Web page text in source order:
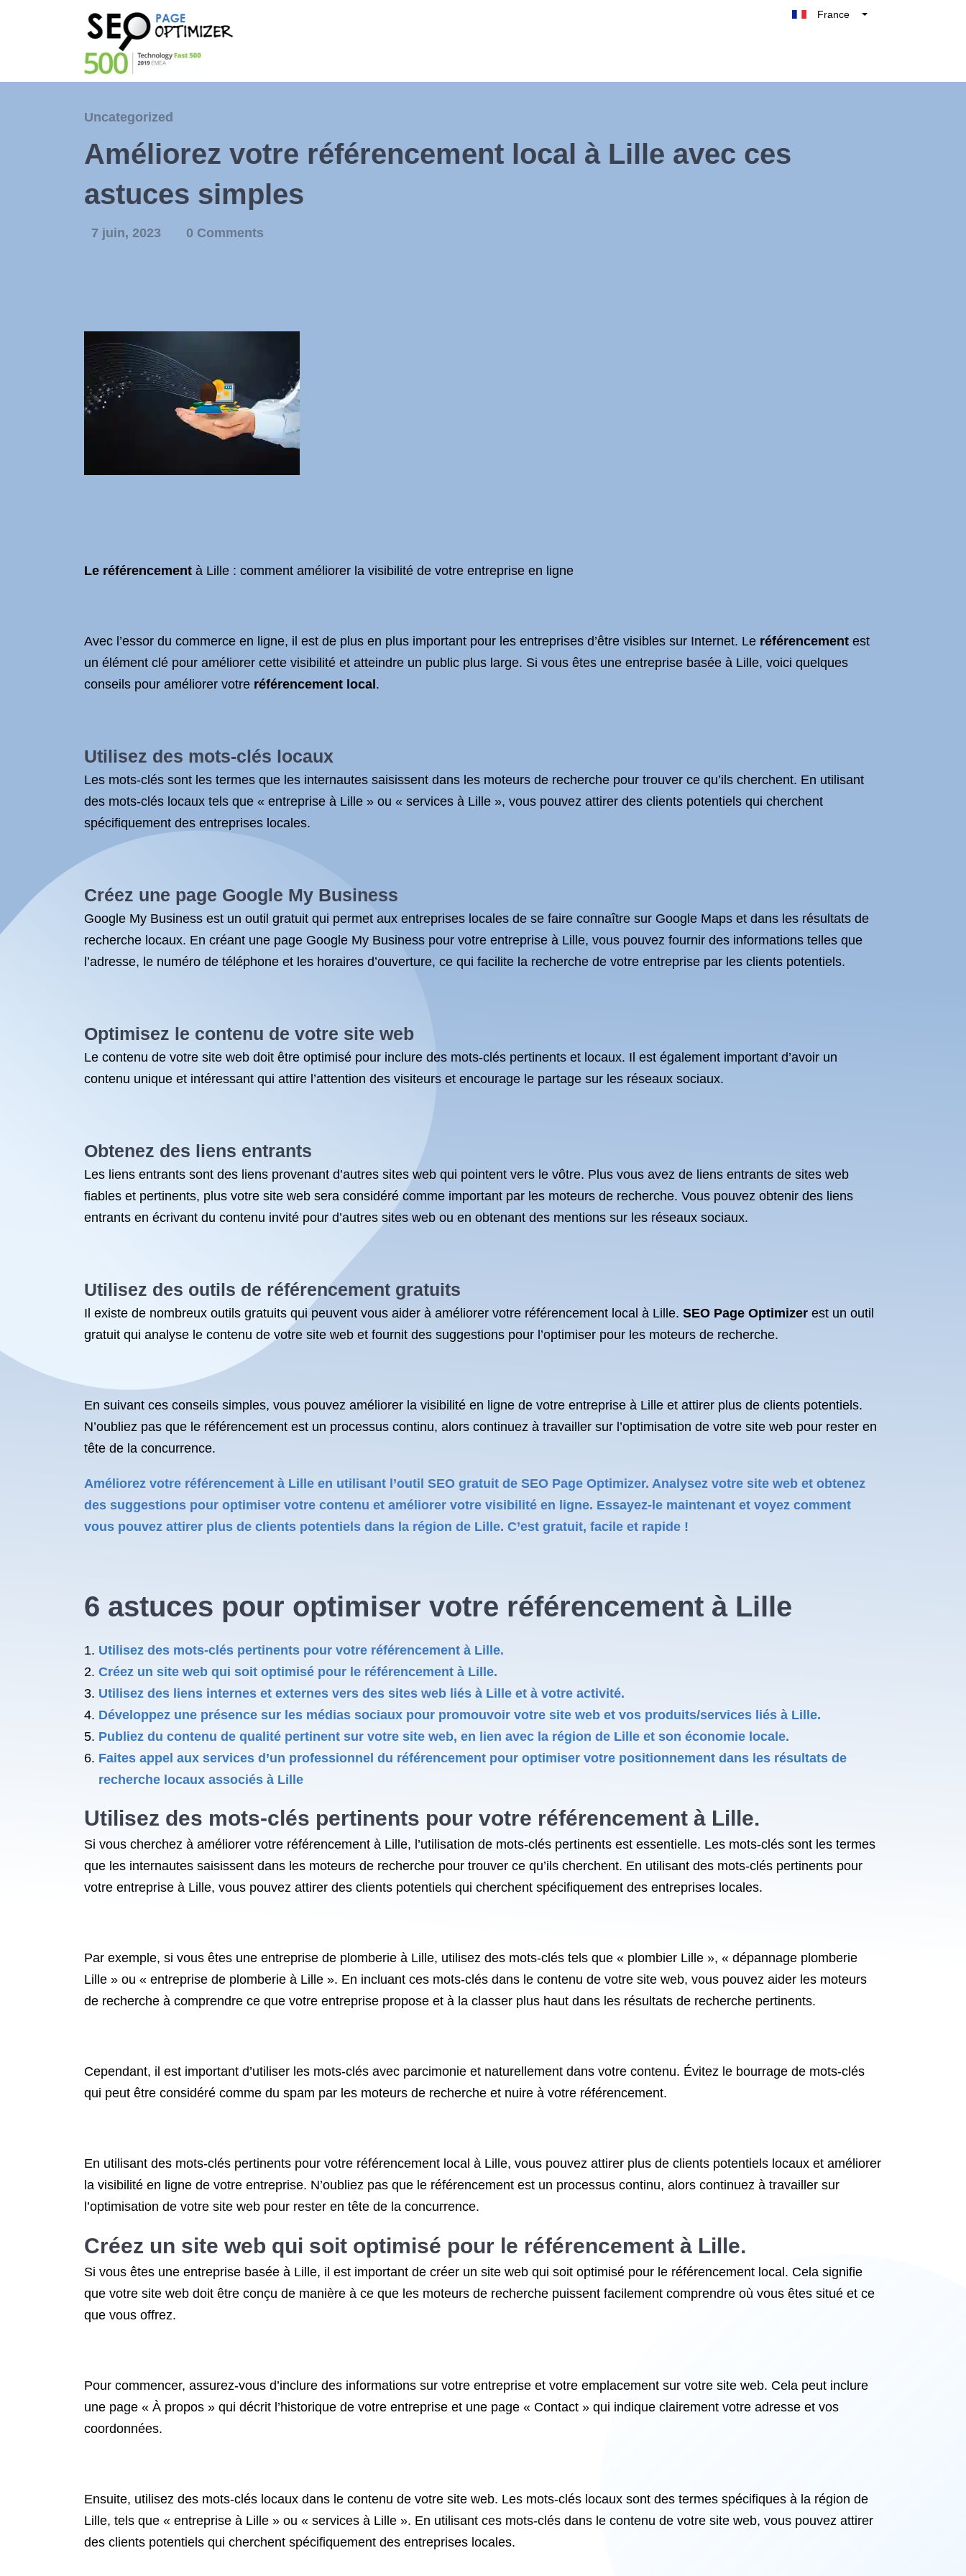
France
Nederland
Uncategorized
Améliorez votre référencement local à Lille avec ces
astuces simples
7 juin, 2023 0 Comments
Le référencement à Lille : comment améliorer la visibilité de votre entreprise en ligne
Avec l’essor du commerce en ligne, il est de plus en plus important pour les entreprises d’être visibles sur Internet. Le référencement est
un élément clé pour améliorer cette visibilité et atteindre un public plus large. Si vous êtes une entreprise basée à Lille, voici quelques
conseils pour améliorer votre référencement local .
Utilisez des mots-clés locaux
Les mots-clés sont les termes que les internautes saisissent dans les moteurs de recherche pour trouver ce qu’ils cherchent. En utilisant
des mots-clés locaux tels que « entreprise à Lille » ou « services à Lille », vous pouvez attirer des clients potentiels qui cherchent
spécifiquement des entreprises locales.
Créez une page Google My Business
Google My Business est un outil gratuit qui permet aux entreprises locales de se faire connaître sur Google Maps et dans les résultats de
recherche locaux. En créant une page Google My Business pour votre entreprise à Lille, vous pouvez fournir des informations telles que
l’adresse, le numéro de téléphone et les horaires d’ouverture, ce qui facilite la recherche de votre entreprise par les clients potentiels.
Optimisez le contenu de votre site web
Le contenu de votre site web doit être optimisé pour inclure des mots-clés pertinents et locaux. Il est également important d’avoir un
contenu unique et intéressant qui attire l’attention des visiteurs et encourage le partage sur les réseaux sociaux.
Obtenez des liens entrants
Les liens entrants sont des liens provenant d’autres sites web qui pointent vers le vôtre. Plus vous avez de liens entrants de sites web
fiables et pertinents, plus votre site web sera considéré comme important par les moteurs de recherche. Vous pouvez obtenir des liens
entrants en écrivant du contenu invité pour d’autres sites web ou en obtenant des mentions sur les réseaux sociaux.
Utilisez des outils de référencement gratuits
Il existe de nombreux outils gratuits qui peuvent vous aider à améliorer votre référencement local à Lille. SEO Page Optimizer est un outil
gratuit qui analyse le contenu de votre site web et fournit des suggestions pour l’optimiser pour les moteurs de recherche.
En suivant ces conseils simples, vous pouvez améliorer la visibilité en ligne de votre entreprise à Lille et attirer plus de clients potentiels.
N’oubliez pas que le référencement est un processus continu, alors continuez à travailler sur l’optimisation de votre site web pour rester en
tête de la concurrence.
Améliorez votre référencement à Lille en utilisant l’outil SEO gratuit de SEO Page Optimizer. Analysez votre site web et obtenez
des suggestions pour optimiser votre contenu et améliorer votre visibilité en ligne. Essayez-le maintenant et voyez comment
vous pouvez attirer plus de clients potentiels dans la région de Lille. C’est gratuit, facile et rapide !
6 astuces pour optimiser votre référencement à Lille
Utilisez des mots-clés pertinents pour votre référencement à Lille.
Créez un site web qui soit optimisé pour le référencement à Lille.
Utilisez des liens internes et externes vers des sites web liés à Lille et à votre activité.
Développez une présence sur les médias sociaux pour promouvoir votre site web et vos produits/services liés à Lille.
Publiez du contenu de qualité pertinent sur votre site web, en lien avec la région de Lille et son économie locale.
Faites appel aux services d’un professionnel du référencement pour optimiser votre positionnement dans les résultats de
recherche locaux associés à Lille
Utilisez des mots-clés pertinents pour votre référencement à Lille.
Si vous cherchez à améliorer votre référencement à Lille, l’utilisation de mots-clés pertinents est essentielle. Les mots-clés sont les termes
que les internautes saisissent dans les moteurs de recherche pour trouver ce qu’ils cherchent. En utilisant des mots-clés pertinents pour
votre entreprise à Lille, vous pouvez attirer des clients potentiels qui cherchent spécifiquement des entreprises locales.
Par exemple, si vous êtes une entreprise de plomberie à Lille, utilisez des mots-clés tels que « plombier Lille », « dépannage plomberie
Lille » ou « entreprise de plomberie à Lille ». En incluant ces mots-clés dans le contenu de votre site web, vous pouvez aider les moteurs
de recherche à comprendre ce que votre entreprise propose et à la classer plus haut dans les résultats de recherche pertinents.
Cependant, il est important d’utiliser les mots-clés avec parcimonie et naturellement dans votre contenu. Évitez le bourrage de mots-clés
qui peut être considéré comme du spam par les moteurs de recherche et nuire à votre référencement.
En utilisant des mots-clés pertinents pour votre référencement local à Lille, vous pouvez attirer plus de clients potentiels locaux et améliorer
la visibilité en ligne de votre entreprise. N’oubliez pas que le référencement est un processus continu, alors continuez à travailler sur
l’optimisation de votre site web pour rester en tête de la concurrence.
Créez un site web qui soit optimisé pour le référencement à Lille.
Si vous êtes une entreprise basée à Lille, il est important de créer un site web qui soit optimisé pour le référencement local. Cela signifie
que votre site web doit être conçu de manière à ce que les moteurs de recherche puissent facilement comprendre où vous êtes situé et ce
que vous offrez.
Pour commencer, assurez-vous d’inclure des informations sur votre entreprise et votre emplacement sur votre site web. Cela peut inclure
une page « À propos » qui décrit l’historique de votre entreprise et une page « Contact » qui indique clairement votre adresse et vos
coordonnées.
Ensuite, utilisez des mots-clés locaux dans le contenu de votre site web. Les mots-clés locaux sont des termes spécifiques à la région de
Lille, tels que « entreprise à Lille » ou « services à Lille ». En utilisant ces mots-clés dans le contenu de votre site web, vous pouvez attirer
des clients potentiels qui cherchent spécifiquement des entreprises locales.